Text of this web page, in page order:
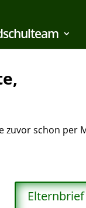
schon per